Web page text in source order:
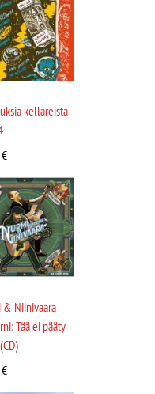
kellareista
€
& Niinivaara
Tää ei pääty
€